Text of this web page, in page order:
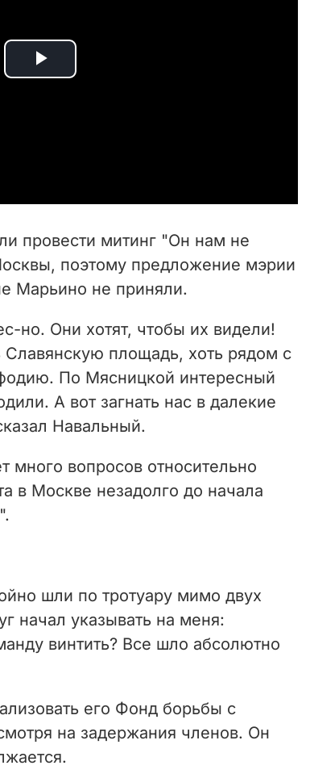
P
i
d
e
o
провести митинг "Он нам не
поэтому предложение мэрии
Марьино не приняли.
но. Они хотят, чтобы их видели!
площадь, хоть рядом с
По Мясницкой интересный
А вот загнать нас в далекие
Навальный.
много вопросов относительно
в Москве незадолго до начала
шли по тротуару мимо двух
начал указывать на меня:
винтить? Все шло абсолютно
его Фонд борьбы с
на задержания членов. Он